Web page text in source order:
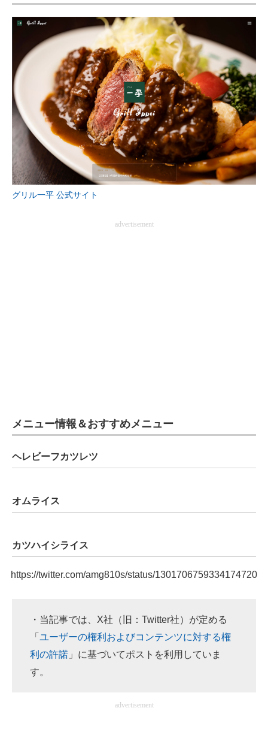
グリル一平 公式サイト
advertisement
メニュー情報＆おすすめメニュー
ヘレビーフカツレツ
オムライス
カツハイシライス
https://twitter.com/amg810s/status/1301706759334174720
・当記事では、X社（旧：Twitter社）が定める
「 ユーザーの権利およびコンテンツに対する権
利の許諾 」に基づいてポストを利用していま
す。
advertisement